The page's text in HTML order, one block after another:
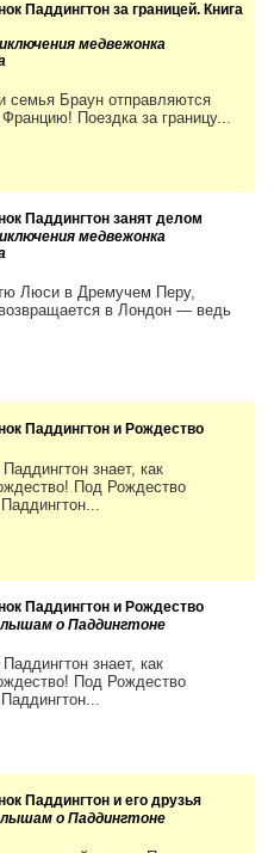
Паддингтон за границей. Книга
медвежонка
семья Браун отправляются
Поездка за границу...
Паддингтон занят делом
медвежонка
Люси в Дремучем Перу,
в Лондон — ведь
Паддингтон и Рождество
знает, как
Под Рождество
Паддингтон и Рождество
о Паддингтоне
знает, как
Под Рождество
Паддингтон и его друзья
о Паддингтоне